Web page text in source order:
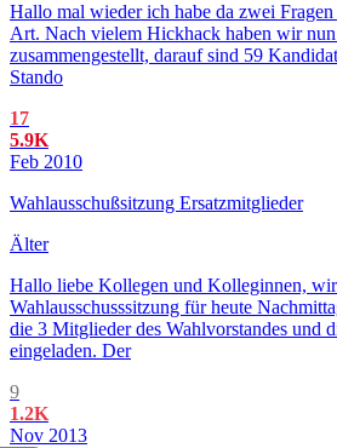
Hallo mal wieder ich habe da zwei
Art. Nach vielem Hickhack haben wir
zusammengestellt, darauf sind 59
Stando
17
5.9K
Feb 2010
Wahlausschußsitzung Ersatzmitglieder
Älter
Hallo liebe Kollegen und Kolleginnen,
Wahlausschusssitzung für heute
die 3 Mitglieder des Wahlvorstandes und
eingeladen. Der
9
1.2K
Nov 2013